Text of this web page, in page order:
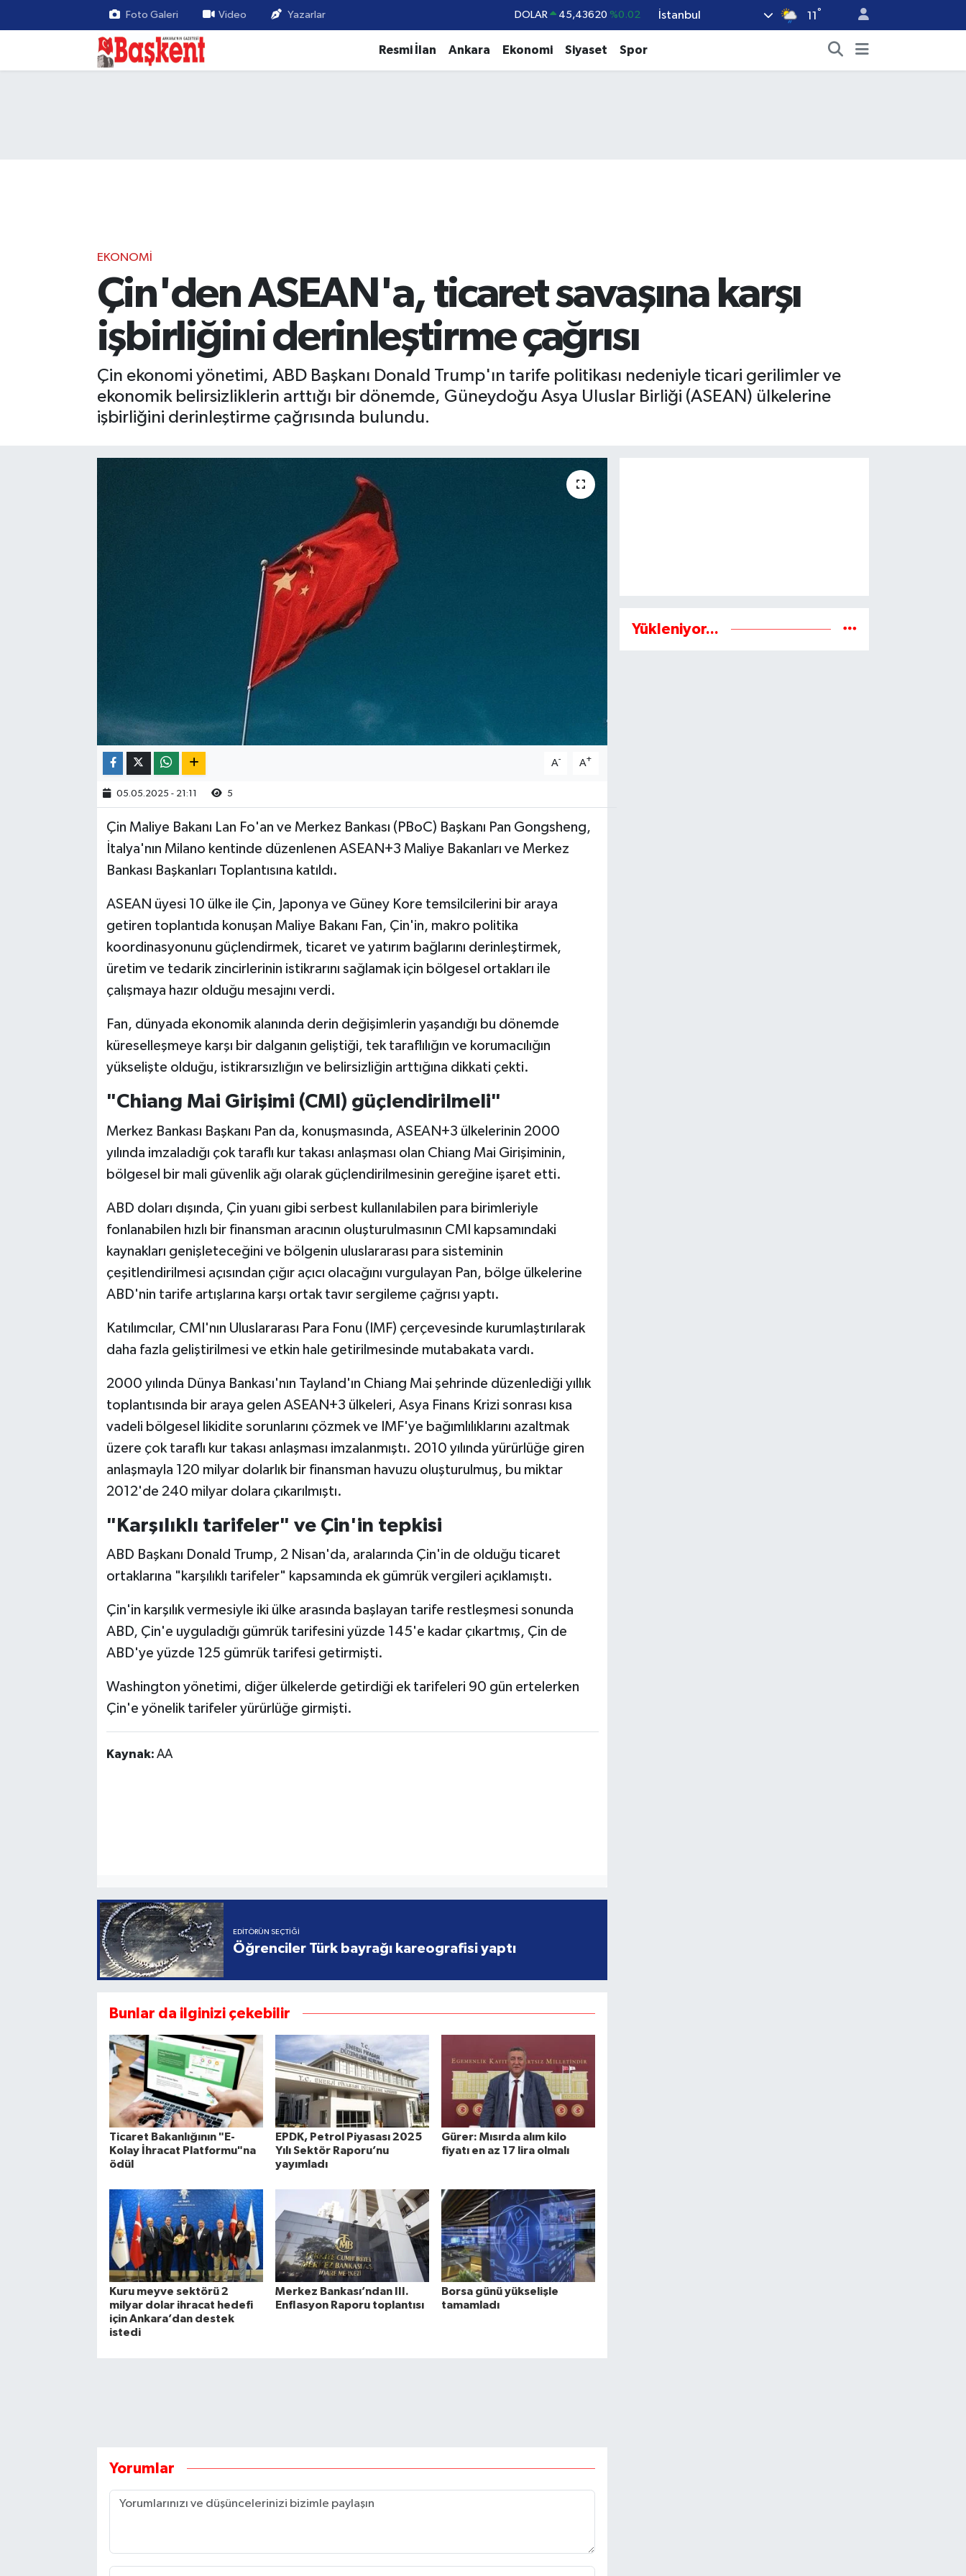
Foto Galeri Video Yazarlar DOLAR 45,43620 %0.02 İstanbul 11 °
Resmi İlan Ankara Ekonomi Siyaset Spor
EKONOMI
Çin'den ASEAN'a, ticaret savaşına karşı
işbirliğini derinleştirme çağrısı
Çin ekonomi yönetimi, ABD Başkanı Donald Trump'ın tarife politikası nedeniyle ticari gerilimler ve
ekonomik belirsizliklerin arttığı bir dönemde, Güneydoğu Asya Uluslar Birliği (ASEAN) ülkelerine
işbirliğini derinleştirme çağrısında bulundu.
A- A+
05.05.2025 - 21:11 5
Çin Maliye Bakanı Lan Fo'an ve Merkez Bankası (PBoC) Başkanı Pan Gongsheng,
İtalya'nın Milano kentinde düzenlenen ASEAN+3 Maliye Bakanları ve Merkez
Bankası Başkanları Toplantısına katıldı.
ASEAN üyesi 10 ülke ile Çin, Japonya ve Güney Kore temsilcilerini bir araya
getiren toplantıda konuşan Maliye Bakanı Fan, Çin'in, makro politika
koordinasyonunu güçlendirmek, ticaret ve yatırım bağlarını derinleştirmek,
üretim ve tedarik zincirlerinin istikrarını sağlamak için bölgesel ortakları ile
çalışmaya hazır olduğu mesajını verdi.
Fan, dünyada ekonomik alanında derin değişimlerin yaşandığı bu dönemde
küreselleşmeye karşı bir dalganın geliştiği, tek taraflılığın ve korumacılığın
yükselişte olduğu, istikrarsızlığın ve belirsizliğin arttığına dikkati çekti.
"Chiang Mai Girişimi (CMI) güçlendirilmeli"
Merkez Bankası Başkanı Pan da, konuşmasında, ASEAN+3 ülkelerinin 2000
yılında imzaladığı çok taraflı kur takası anlaşması olan Chiang Mai Girişiminin,
bölgesel bir mali güvenlik ağı olarak güçlendirilmesinin gereğine işaret etti.
ABD doları dışında, Çin yuanı gibi serbest kullanılabilen para birimleriyle
fonlanabilen hızlı bir finansman aracının oluşturulmasının CMI kapsamındaki
kaynakları genişleteceğini ve bölgenin uluslararası para sisteminin
çeşitlendirilmesi açısından çığır açıcı olacağını vurgulayan Pan, bölge ülkelerine
ABD'nin tarife artışlarına karşı ortak tavır sergileme çağrısı yaptı.
Katılımcılar, CMI'nın Uluslararası Para Fonu (IMF) çerçevesinde kurumlaştırılarak
daha fazla geliştirilmesi ve etkin hale getirilmesinde mutabakata vardı.
2000 yılında Dünya Bankası'nın Tayland'ın Chiang Mai şehrinde düzenlediği yıllık
toplantısında bir araya gelen ASEAN+3 ülkeleri, Asya Finans Krizi sonrası kısa
vadeli bölgesel likidite sorunlarını çözmek ve IMF'ye bağımlılıklarını azaltmak
üzere çok taraflı kur takası anlaşması imzalanmıştı. 2010 yılında yürürlüğe giren
anlaşmayla 120 milyar dolarlık bir finansman havuzu oluşturulmuş, bu miktar
2012'de 240 milyar dolara çıkarılmıştı.
"Karşılıklı tarifeler" ve Çin'in tepkisi
ABD Başkanı Donald Trump, 2 Nisan'da, aralarında Çin'in de olduğu ticaret
ortaklarına "karşılıklı tarifeler" kapsamında ek gümrük vergileri açıklamıştı.
Çin'in karşılık vermesiyle iki ülke arasında başlayan tarife restleşmesi sonunda
ABD, Çin'e uyguladığı gümrük tarifesini yüzde 145'e kadar çıkartmış, Çin de
ABD'ye yüzde 125 gümrük tarifesi getirmişti.
Washington yönetimi, diğer ülkelerde getirdiği ek tarifeleri 90 gün ertelerken
Çin'e yönelik tarifeler yürürlüğe girmişti.
Kaynak: AA
EDITÖRÜN SEÇTIĞI
Öğrenciler Türk bayrağı kareografisi yaptı
Bunlar da ilginizi çekebilir
Ticaret Bakanlığının "E-
Kolay İhracat Platformu"na
ödül
EPDK, Petrol Piyasası 2025
Yılı Sektör Raporu’nu
yayımladı
Gürer: Mısırda alım kilo
fiyatı en az 17 lira olmalı
Kuru meyve sektörü 2
milyar dolar ihracat hedefi
için Ankara’dan destek
istedi
Merkez Bankası’ndan III.
Enflasyon Raporu toplantısı
Borsa günü yükselişle
tamamladı
Yorumlar
Yükleniyor...